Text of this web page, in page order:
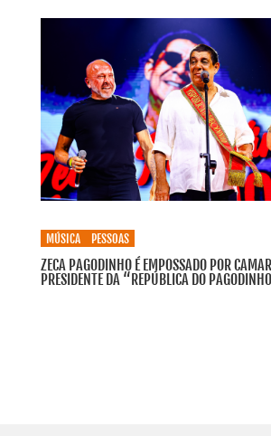
MÚSICA PESSOAS
ZECA PAGODINHO É EMPOSSADO POR
PRESIDENTE DA “REPÚBLICA DO